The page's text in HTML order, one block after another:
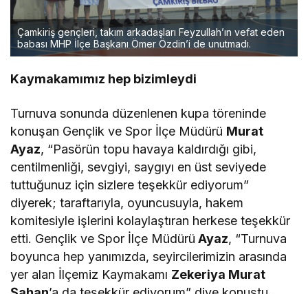
Çamkiriş gençleri, takım arkadaşları Feyzullah’ın vefat eden
babası MHP İlçe Başkanı Ömer Özdin’i de unutmadı.
Kaymakamımız hep bizimleydi
Turnuva sonunda düzenlenen kupa töreninde
konuşan Gençlik ve Spor İlçe Müdürü Murat
Ayaz, “Pasörün topu havaya kaldırdığı gibi,
centilmenliği, sevgiyi, saygıyı en üst seviyede
tuttuğunuz için sizlere teşekkür ediyorum”
diyerek; taraftarıyla, oyuncusuyla, hakem
komitesiyle işlerini kolaylaştıran herkese teşekkür
etti. Gençlik ve Spor İlçe Müdürü Ayaz, “Turnuva
boyunca hep yanımızda, seyircilerimizin arasında
yer alan İlçemiz Kaymakamı Zekeriya Murat